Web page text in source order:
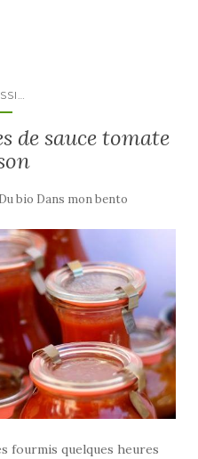
de sauce tomate
Du bio Dans mon bento
fourmis quelques heures